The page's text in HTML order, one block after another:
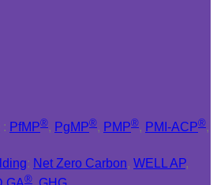
: PfMP®, PgMP®, PMP®, PMI-ACP®,
: Net Zero Carbon, WELL AP,
®